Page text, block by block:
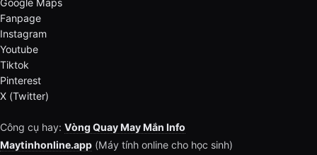
Google Maps
Fanpage
Instagram
Youtube
Tiktok
Pinterest
X (Twitter)
Công cụ hay: Vòng Quay May Mắn Info
Maytinhonline.app (Máy tính online cho học sinh)